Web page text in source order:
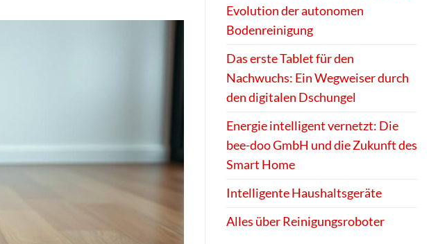
Evolution der autonomen
Bodenreinigung
Das erste Tablet für den
Nachwuchs: Ein Wegweiser durch
den digitalen Dschungel
Energie intelligent vernetzt: Die
bee-doo GmbH und die Zukunft des
Smart Home
Intelligente Haushaltsgeräte
Alles über Reinigungsroboter